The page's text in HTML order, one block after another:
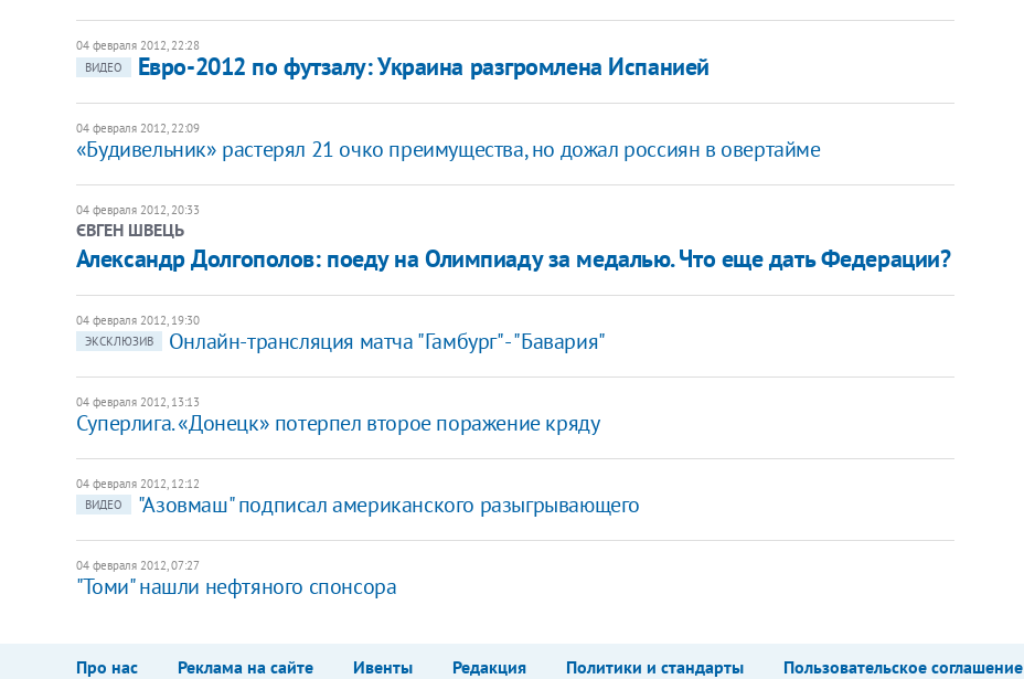
04 февраля 2012, 22:28
ВИДЕО
Евро-2012 по футзалу: Украина разгромлена Испанией
04 февраля 2012, 22:09
«Будивельник» растерял 21 очко преимущества, но дожал россиян в овертайме
04 февраля 2012, 20:33
ЄВГЕН ШВЕЦЬ
Александр Долгополов: поеду на Олимпиаду за медалью. Что еще дать Федерации?
04 февраля 2012, 19:30
ЭКСКЛЮЗИВ
Онлайн-трансляция матча "Гамбург" - "Бавария"
04 февраля 2012, 13:13
​Суперлига. «Донецк» потерпел второе поражение кряду
04 февраля 2012, 12:12
ВИДЕО
"Азовмаш" подписал американского разыгрывающего
04 февраля 2012, 07:27
"Томи" нашли нефтяного спонсора
Про нас Реклама на сайте Ивенты Редакция Политики и стандарты Пользовательское соглашение